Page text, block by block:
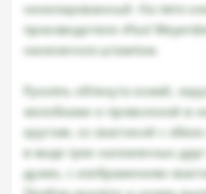
никелированный. На пяте
производителя «Paul
нанесенное штампом.
Рукоять обтянута кожей,
желобками и проволокой в
круглая, со свастикой с
в виде трех наложенных друг
дужек, с изображением